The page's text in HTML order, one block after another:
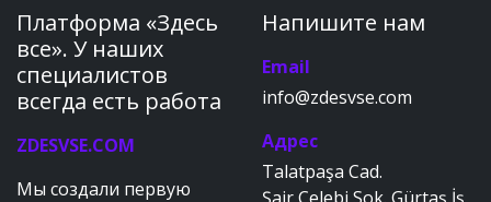
Платформа «Здесь
все». У наших
специалистов
всегда есть работа
ZDESVSE.COM
Мы создали первую
Напишите нам
Email
info@zdesvse.com
Адрес
Talatpaşa Cad.